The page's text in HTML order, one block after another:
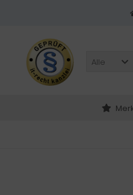
Alle